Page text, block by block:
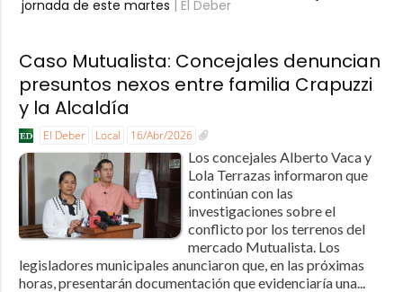
jornada de este martes | El Deber
Caso Mutualista: Concejales denuncian
presuntos nexos entre familia Crapuzzi
y la Alcaldía
El Deber Local 16/Abr/2026
Los concejales Alberto Vaca y
Lola Terrazas informaron que
continúan con las
investigaciones sobre el
conflicto por los terrenos del
mercado Mutualista. Los
legisladores municipales anunciaron que, en las próximas
horas, presentarán documentación que evidenciaría una...